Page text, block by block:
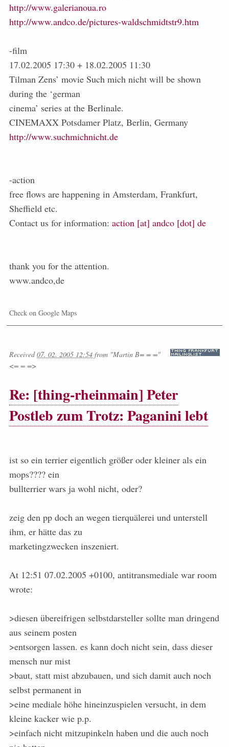
http://www.galerianoua.ro
http://www.andco.de/pictures-waldschmidtstr9.htm
-film
17.02.2005 17:30 + 18.02.2005 11:30
Tilman Zens’ movie Such mich nicht will be shown
during the ‘german
cinema’ series at the Berlinale.
CINEMAXX Potsdamer Platz, Berlin, Germany
http://www.suchmichnicht.de
-action
free flows are happening in Amsterdam, Frankfurt,
Sheffield etc.
Contact us for information: action [at] andco [dot] de
thank you for the attention.
www.andco,de
Check on Google Maps
Received07. 02. 2005 12:54 from "Martin B= = ="
<= = =>
Re: [thing-rheinmain] Peter
Postleb zum Trotz: Paganini lebt
ist so ein terrier eigentlich größer oder kleiner als ein
mops???? ein
bullterrier wars ja wohl nicht, oder?
zeig den pp doch an wegen tierquälerei und unterstell
ihm, er hätte das zu
marketingzwecken inszeniert.
At 12:51 07.02.2005 +0100, antitransmediale war room
wrote:
>diesen übereifrigen selbstdarsteller sollte man dringend
aus seinem posten
>entsorgen lassen. es kann doch nicht sein, dass dieser
mensch nur mist
>baut, statt mist abzubauen, und sich damit auch noch
selbst permanent in
>eine mediale höhe hineinzuspielen versucht, in dem
kleine kacker wie p.p.
>einfach nicht mitzupinkeln haben und die auch noch